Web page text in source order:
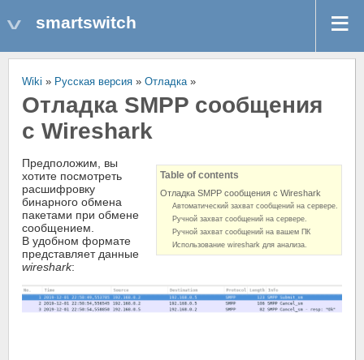
smartswitch
Wiki » Русская версия » Отладка»
Отладка SMPP сообщения
с Wireshark
Table of contents
Отладка SMPP сообщения с Wireshark
Автоматический захват сообщений на сервере.
Ручной захват сообщений на сервере.
Ручной захват сообщений на вашем ПК
Использование wireshark для анализа.
Предположим, вы
хотите посмотреть
расшифровку
бинарного обмена
пакетами при обмене
сообщением.
В удобном формате
представляет данные
wireshark: